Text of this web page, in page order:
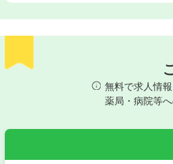
無料で求人情
薬局・病院等